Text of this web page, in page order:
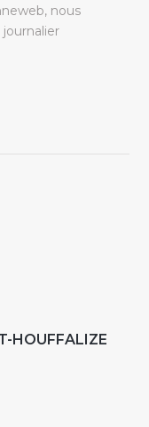
nous
HOUFFALIZE